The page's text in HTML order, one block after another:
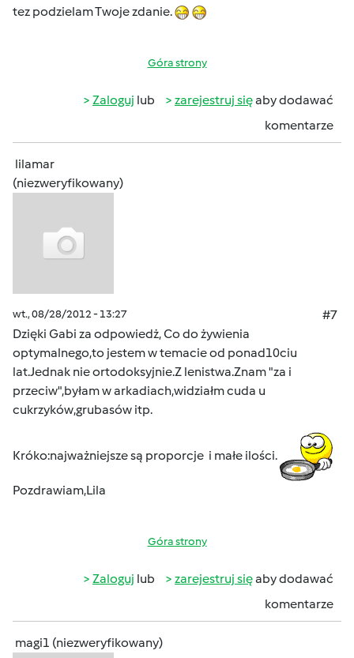
tez podzielam Twoje zdanie.
Góra strony
Zaloguj lub zarejestruj sięaby dodawać
komentarze
lilamar
(niezweryfikowany)
wt., 08/28/2012 - 13:27
#7
Dzięki Gabi za odpowiedż, Co do żywienia
optymalnego,to jestem w temacie od ponad10ciu
lat.Jednak nie ortodoksyjnie.Z lenistwa.Znam "za i
przeciw",byłam w arkadiach,widziałm cuda u
cukrzyków,grubasów itp.
Króko:najważniejsze są proporcje i małe ilości.
Pozdrawiam,Lila
Góra strony
Zaloguj lub zarejestruj sięaby dodawać
komentarze
magi1 (niezweryfikowany)